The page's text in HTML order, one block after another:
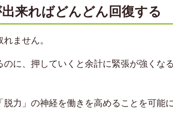
来ればどんどん回復する
ません。
のに、押していくと余計に緊張が強くな
力」の神経を働きを高めることを可能